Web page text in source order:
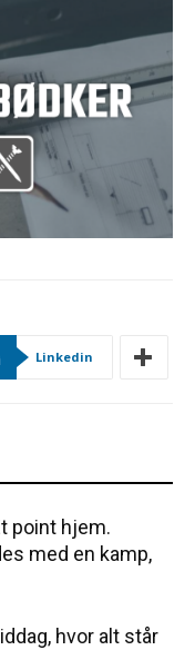
Linkedin
point hjem.
med en kamp,
hvor alt står